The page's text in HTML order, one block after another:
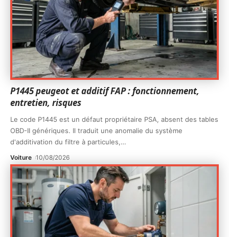
P1445 peugeot et additif FAP : fonctionnement,
entretien, risques
Le code P1445 est un défaut propriétaire PSA, absent des tables
OBD-II génériques. Il traduit une anomalie du système
d'additivation du filtre à particules,…
Voiture 10/08/2026